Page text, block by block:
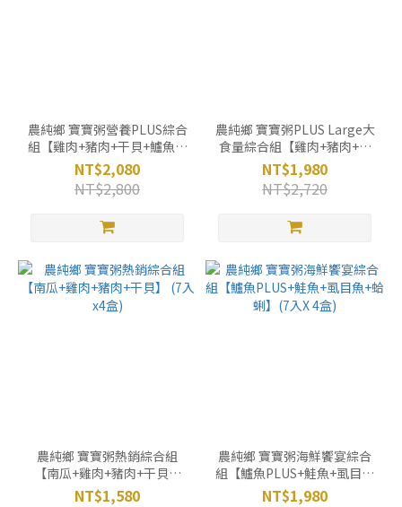
農純鄉 寶寶粥營養PLUS綜合
組【雞肉+豬肉+干貝+鱸魚】
(7入x4盒)
NT$2,080
NT$2,800
農純鄉 寶寶粥PLUS Large大
食量綜合組【雞肉+豬肉+干
貝+鱸魚】 (5入x4盒)
NT$1,980
NT$2,720
農純鄉 寶寶粥熱銷綜合組
【南瓜+雞肉+豬肉+干貝】
(7入x4盒)
NT$1,580
農純鄉 寶寶粥海鮮饗宴綜合
組【鱸魚PLUS+鮭魚+虱目魚
+蛤蜊】(7入X 4盒)
NT$1,980